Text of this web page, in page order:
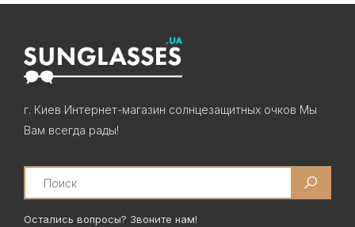
г. Киев Интернет-магазин солнцезащитных очков Мы
Вам всегда рады!
Search
Остались вопросы? Звоните нам!